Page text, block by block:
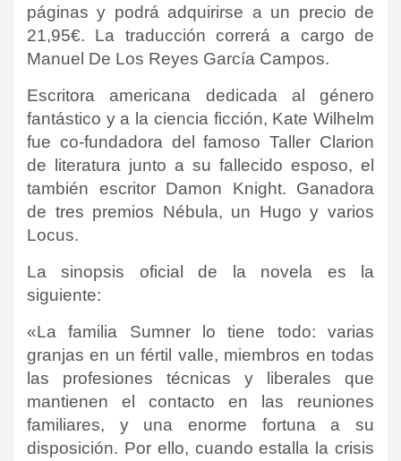
páginas y podrá adquirirse a un precio de
21,95€. La traducción correrá a cargo de
Manuel De Los Reyes García Campos.
Escritora americana dedicada al género
fantástico y a la ciencia ficción, Kate Wilhelm
fue co-fundadora del famoso Taller Clarion
de literatura junto a su fallecido esposo, el
también escritor Damon Knight. Ganadora
de tres premios Nébula, un Hugo y varios
Locus.
La sinopsis oficial de la novela es la
siguiente:
«La familia Sumner lo tiene todo: varias
granjas en un fértil valle, miembros en todas
las profesiones técnicas y liberales que
mantienen el contacto en las reuniones
familiares, y una enorme fortuna a su
disposición. Por ello, cuando estalla la crisis